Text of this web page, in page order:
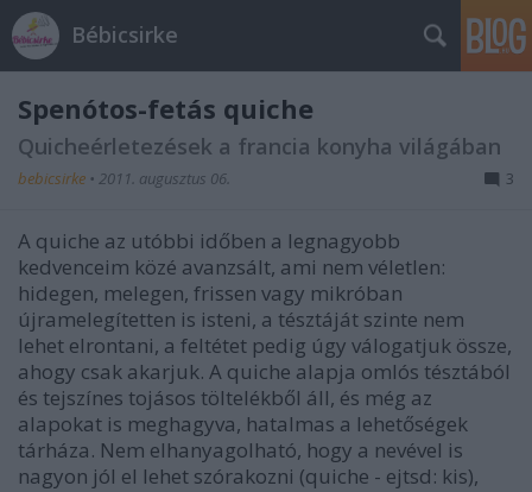
Bébicsirke
Spenótos-fetás quiche
Quicheérletezések a francia konyha világában
bebicsirke • 2011. augusztus 06. 3
A quiche az utóbbi időben a legnagyobb
kedvenceim közé avanzsált, ami nem véletlen:
hidegen, melegen, frissen vagy mikróban
újramelegítetten is isteni, a tésztáját szinte nem
lehet elrontani, a feltétet pedig úgy válogatjuk össze,
ahogy csak akarjuk. A quiche alapja omlós tésztából
és tejszínes tojásos töltelékből áll, és még az
alapokat is meghagyva, hatalmas a lehetőségek
tárháza. Nem elhanyagolható, hogy a nevével is
nagyon jól el lehet szórakozni (quiche - ejtsd: kis),